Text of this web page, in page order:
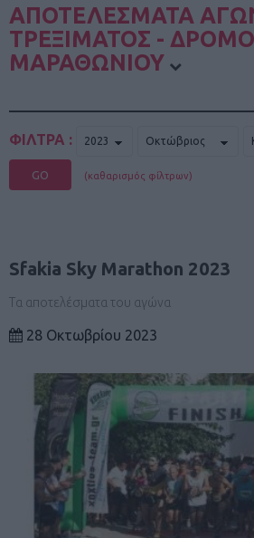
ΑΠΟΤΕΛΕΣΜΑΤΑ
ΤΡΕΞΙΜΑΤΟΣ -
ΜΑΡΑΘΩΝΙΟΥ
ΦΙΛΤΡΑ :
GO (καθαρισμός φίλτρων)
Sfakia Sky Marathon 2023
Τα αποτελέσματα του αγώνα
28 Οκτωβρίου 2023